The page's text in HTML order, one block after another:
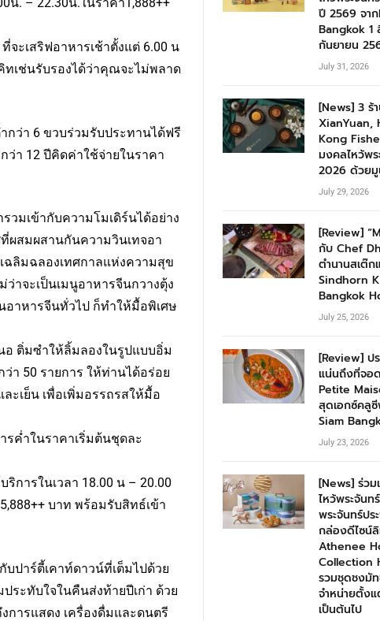
จะเสริฟอาหารเช้าตั้งแต่ 6.00 น
ทเช่นรับรองได้ว่าคุณจะไม่พลาด
กว่า 6 ขวบร่วมรับประทานได้ฟรี
ว่า 12 ปีคิดค่าใช้จ่ายในราคา
วมเข้ากับความโมเดิร์นได้อย่าง
ผสมผสานกันความวินเทจอา
ลิมฉลองเทศกาลแห่งความสุข
าจะเป็นเมนูอาหารจีนกวางตุ้ง
อาหารจีนทั่วไป ก็ทำให้มื้อพิเศษ
อ ติ่มซำให้ลิ้มลองในรูปแบบอิ่ม
า 50 รายการ ให้ท่านได้อร่อย
ะเย็น เพื่อเพิ่มอรรถรสให้มื้อ
รค่ำในราคาเริ่มต้นชุดละ
การในเวลา 18.00 น – 20.00
บาท พร้อมรับสิทธ์เข้า
บปาร์ตี้เคาท์ดาวน์ที่เต็มไปด้วย
ะทับใจในคืนส่งท้ายปีเก่า ด้วย
การแสดง เครื่องดื่มและดนตรี
ปี 2569 จา
Bangkok 1
กันยายน
July 31, 2026
[News] 3 ร้
XianYuan,
Kong
มงคลไหว้พ
2026 ด้วยมู
July 29, 2026
[Review]
กับ Chef
ตำนานสเต๊
Sindhorn
Bangkok
July 25, 2026
[Review] ป
แน่นถึงที่จอด
Petite
สุดเอกซ์คลู
Siam
July 23, 2026
[News] ร่วม
ไหว้พระจันท
พระจันทร์ปร
กล่องดีไซน์
Athenee
Collection
รวมชุดชงมั
จำหน่ายตั้ง
เป็นต้นไป